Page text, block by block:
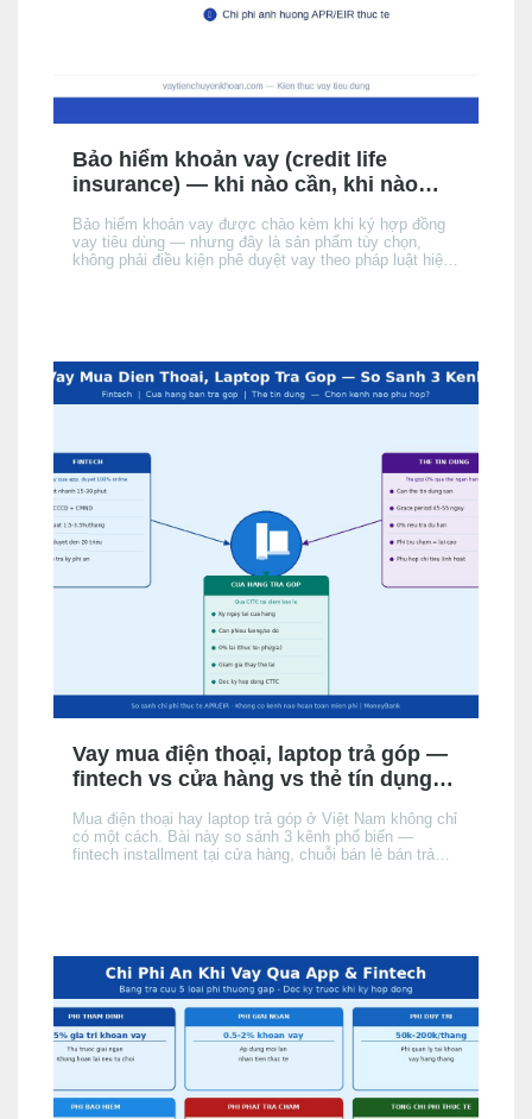
Bảo hiểm khoản vay (credit life
insurance) — khi nào cần, khi nào
Bảo hiểm khoản vay được chào kèm khi ký hợp đồng
vay tiêu dùng — nhưng đây là sản phẩm tùy chọn,
không phải điều kiện phê duyệt vay theo pháp luật hiện
Vay mua điện thoại, laptop trả góp —
fintech vs cửa hàng vs thẻ tín dụng:
Mua điện thoại hay laptop trả góp ở Việt Nam không chỉ
có một cách. Bài này so sánh 3 kênh phổ biến —
fintech installment tại cửa hàng, chuỗi bán lẻ bán trả